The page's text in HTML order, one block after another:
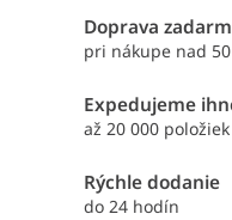
Doprava
pri nákupe nad
Expedujeme
až 20 000
Rýchle dodanie
do 24 hodín